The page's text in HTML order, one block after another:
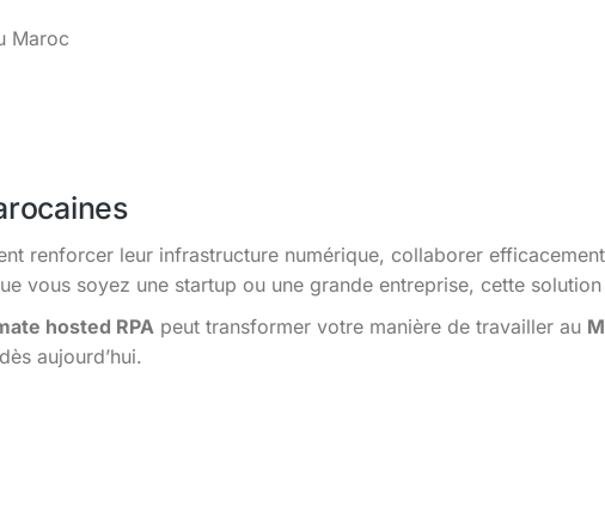
Maroc
renforcer leur infrastructure numérique, collaborer
vous soyez une startup ou une grande entreprise, cette
hosted RPA peut transformer votre manière de travailler au
aujourd’hui.